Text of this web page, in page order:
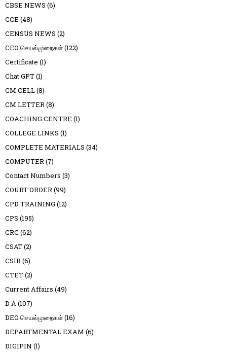
CBSE NEWS (6)
CCE (48)
CENSUS NEWS (2)
CEO செயல்முறைகள்(122)
Certificate (1)
Chat GPT(1)
CM CELL(8)
CM LETTER(8)
COACHING CENTRE (1)
COLLEGE LINKS (1)
COMPLETE MATERIALS (34)
COMPUTER(7)
Contact Numbers (3)
COURT ORDER(99)
CPD TRAINING (12)
CPS (195)
CRC (62)
CSAT(2)
CSIR(6)
CTET(2)
Current Affairs (49)
D A(107)
DEO செயல்முறைகள்(16)
DEPARTMENTAL EXAM (6)
DIGIPIN (1)